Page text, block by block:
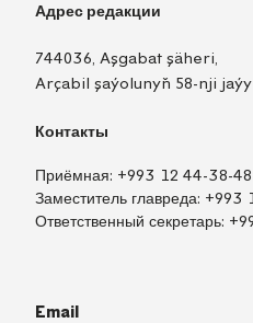
Адрес редакции
744036, Aşgabat şäheri,
Arçabil şaýolunyň 58-nji jaýy
Контакты
Приёмная: +993 12 44-38-48
Заместитель главреда: +993
Ответственный секретарь:
Email